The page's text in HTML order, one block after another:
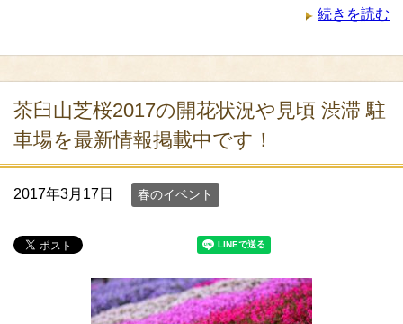
続きを読む
茶臼山芝桜2017の開花状況や見頃 渋滞 駐
車場を最新情報掲載中です！
2017年3月17日 春のイベント